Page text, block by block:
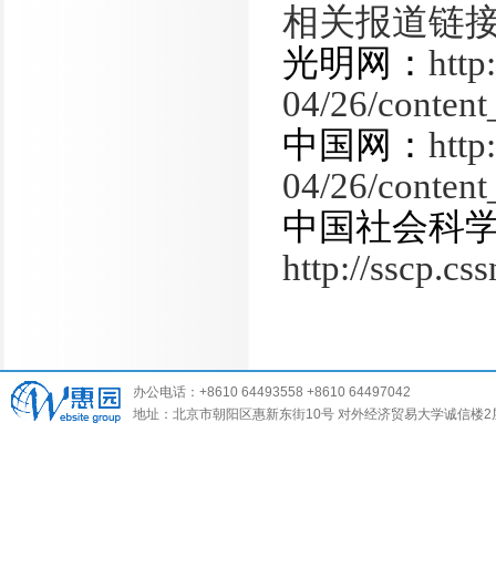
相关报道链
光明网：
04/26/
中国网：
04/26/
中国社会科
http://
办公电话：+8610 64493558 +8610 64497042
地址：北京市朝阳区惠新东街10号 对外经济贸易大学诚信楼